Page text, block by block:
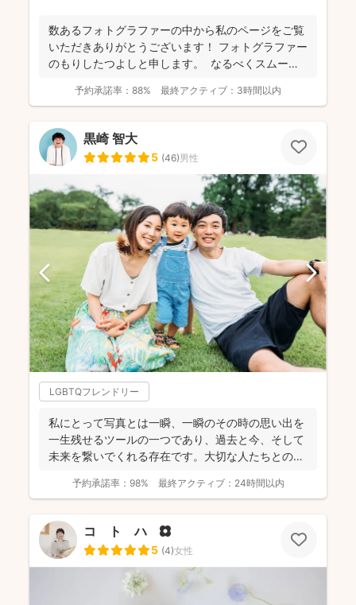
数あるフォトグラファーの中から私のページをご覧
いただきありがとうございます！ フォトグラファー
のもりしたつよしと申します。 なるべくスムーズ
予約承諾率： 88% 最終アクティブ： 3時間以内
黒崎 智大
5 (46)男性
LGBTQフレンドリー
私にとって写真とは一瞬、一瞬のその時の思い出を
一生残せるツールの一つであり、過去と今、そして
未来を繋いでくれる存在です。大切な人たちとの写
予約承諾率： 98% 最終アクティブ： 24時間以内
コ ト ハ 🌼
5 (4)女性